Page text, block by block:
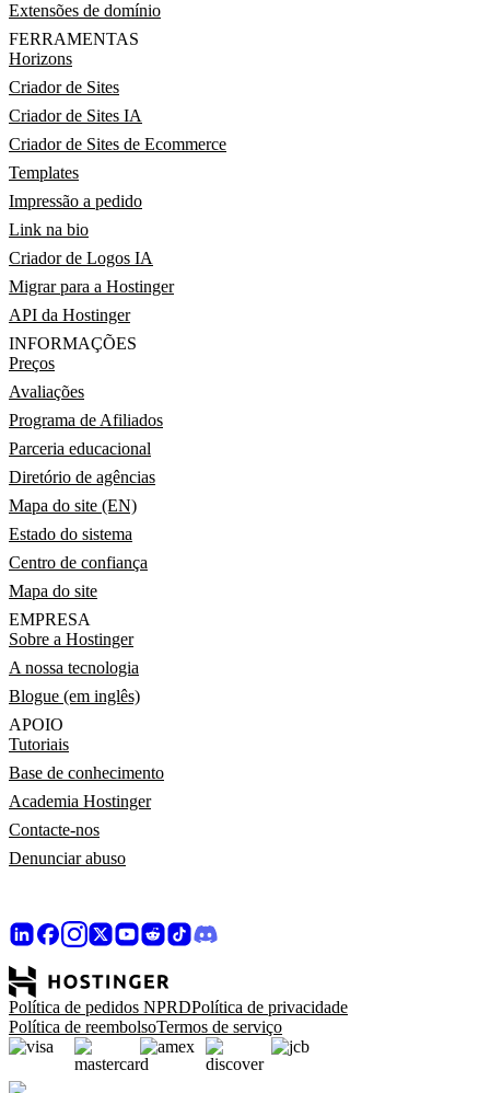
Extensões de domínio
FERRAMENTAS
Horizons
Criador de Sites
Criador de Sites IA
Criador de Sites de Ecommerce
Templates
Impressão a pedido
Link na bio
Criador de Logos IA
Migrar para a Hostinger
API da Hostinger
INFORMAÇÕES
Preços
Avaliações
Programa de Afiliados
Parceria educacional
Diretório de agências
Mapa do site (EN)
Estado do sistema
Centro de confiança
Mapa do site
EMPRESA
Sobre a Hostinger
A nossa tecnologia
Blogue (em inglês)
APOIO
Tutoriais
Base de conhecimento
Academia Hostinger
Contacte-nos
Denunciar abuso
Política de pedidos NPRDPolítica de privacidade
Política de reembolsoTermos de serviço